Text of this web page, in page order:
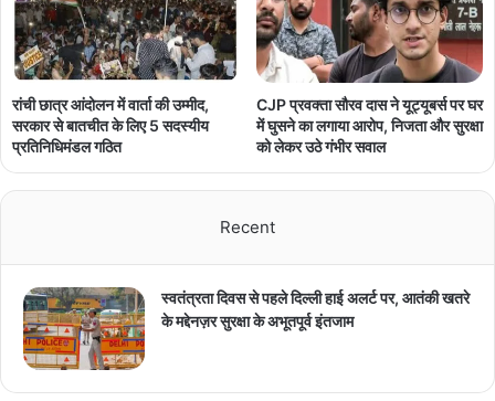
रांची छात्र आंदोलन में वार्ता की उम्मीद,
सरकार से बातचीत के लिए 5 सदस्यीय
प्रतिनिधिमंडल गठित
CJP प्रवक्ता सौरव दास ने यूट्यूबर्स पर घर
में घुसने का लगाया आरोप, निजता और सुरक्षा
को लेकर उठे गंभीर सवाल
Recent
स्वतंत्रता दिवस से पहले दिल्ली हाई अलर्ट पर, आतंकी खतरे
के मद्देनज़र सुरक्षा के अभूतपूर्व इंतजाम